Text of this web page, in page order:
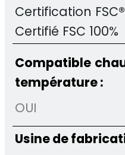
Certification
Certifié FSC 100%
Compatible
température :
OUI
Usine de